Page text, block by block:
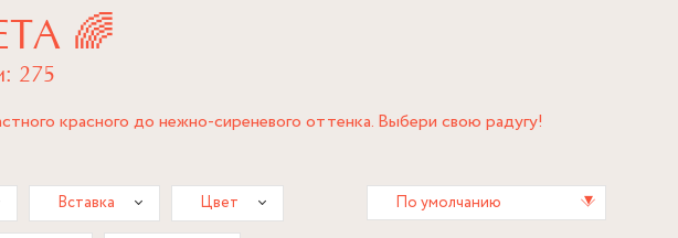
🌈
275
красного до нежно-сиреневого оттенка. Выбери свою радугу!
Вставка Цвет По умолчанию ▾